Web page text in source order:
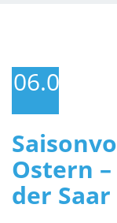
06.04.2013
Ostern
der Saar